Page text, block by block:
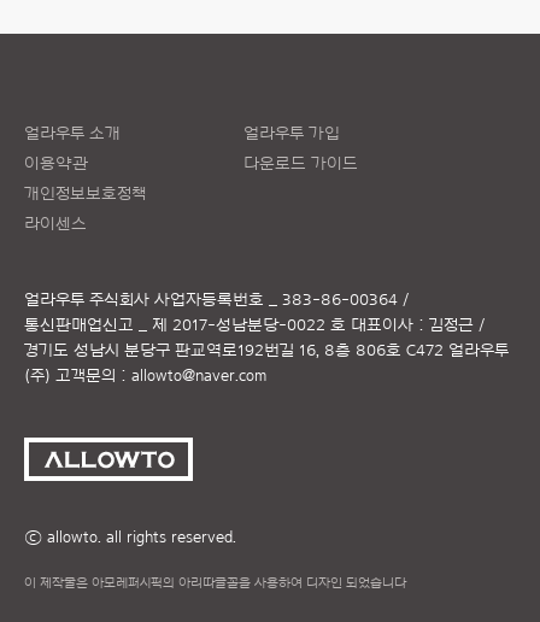
얼라우투 소개
이용약관
개인정보보호정책
라이센스
얼라우투 가입
다운로드 가이드
얼라우투 주식회사 사업자등록번호 _ 383-86-00364 /
통신판매업신고 _ 제 2017-성남분당-0022 호 대표이사 : 김정근 /
경기도 성남시 분당구 판교역로192번길 16, 8층 806호 C472 얼라우투
(주) 고객문의 : allowto@naver.com
ⓒ allowto. all rights reserved.
이 제작물은 아모레퍼시픽의 아리따글꼴을 사용하여 디자인 되었습니다